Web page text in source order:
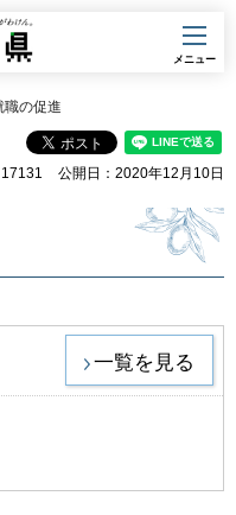
メニュー
職の促進
公開日：2020年12月10日
一覧を見る